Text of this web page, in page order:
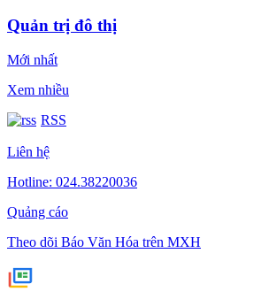
Quản trị đô thị
Mới nhất
Xem nhiều
RSS
Liên hệ
Hotline: 024.38220036
Quảng cáo
Theo dõi Báo Văn Hóa trên MXH